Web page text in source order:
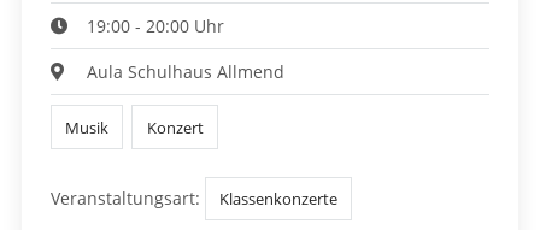
19:00 - 20:00 Uhr
Aula Schulhaus Allmend
Musik Konzert
Veranstaltungsart: Klassenkonzerte